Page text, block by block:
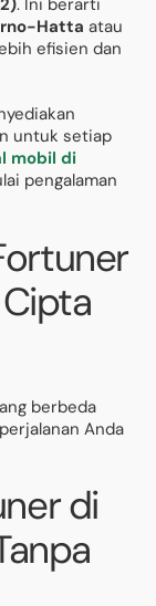
Hatta atau
efisien dan
untuk setiap
mobil di
pengalaman
berbeda
Anda
di